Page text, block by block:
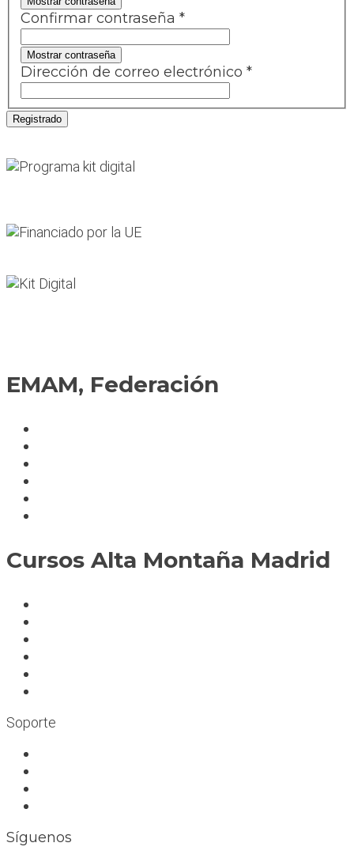
Confirmar contraseña *
Mostrar contraseña
Dirección de correo electrónico *
Registrado
EMAM, Federación
Cursos Alta Montaña Madrid
Soporte
Síguenos